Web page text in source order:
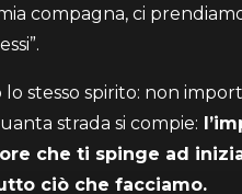
compagna, ci
lo stesso spirito: non
strada si compie:
che ti spinge ad
ciò che facciamo.